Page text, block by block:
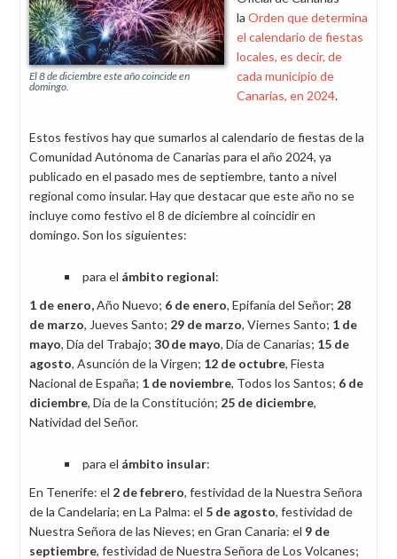
El 8 de diciembre este año coincide en
domingo.
la Orden que determina
el calendario de fiestas
locales, es decir, de
cada municipio de
Canarias, en 2024.
Estos festivos hay que sumarlos al calendario de fiestas de la
Comunidad Autónoma de Canarias para el año 2024, ya
publicado en el pasado mes de septiembre, tanto a nivel
regional como insular. Hay que destacar que este año no se
incluye como festivo el 8 de diciembre al coincidir en
domingo. Son los siguientes:
para el ámbito regional:
1 de enero,Año Nuevo; 6 de enero, Epifanía del Señor; 28
de marzo, Jueves Santo; 29 de marzo, Viernes Santo; 1 de
mayo, Día del Trabajo; 30 de mayo, Día de Canarias; 15 de
agosto, Asunción de la Virgen; 12 de octubre, Fiesta
Nacional de España; 1 de noviembre, Todos los Santos; 6 de
diciembre, Día de la Constitución; 25 de diciembre,
Natividad del Señor.
para el ámbito insular:
En Tenerife: el 2 de febrero, festividad de la Nuestra Señora
de la Candelaria; en La Palma: el 5 de agosto, festividad de
Nuestra Señora de las Nieves; en Gran Canaria: el 9 de
septiembre, festividad de Nuestra Señora de Los Volcanes;